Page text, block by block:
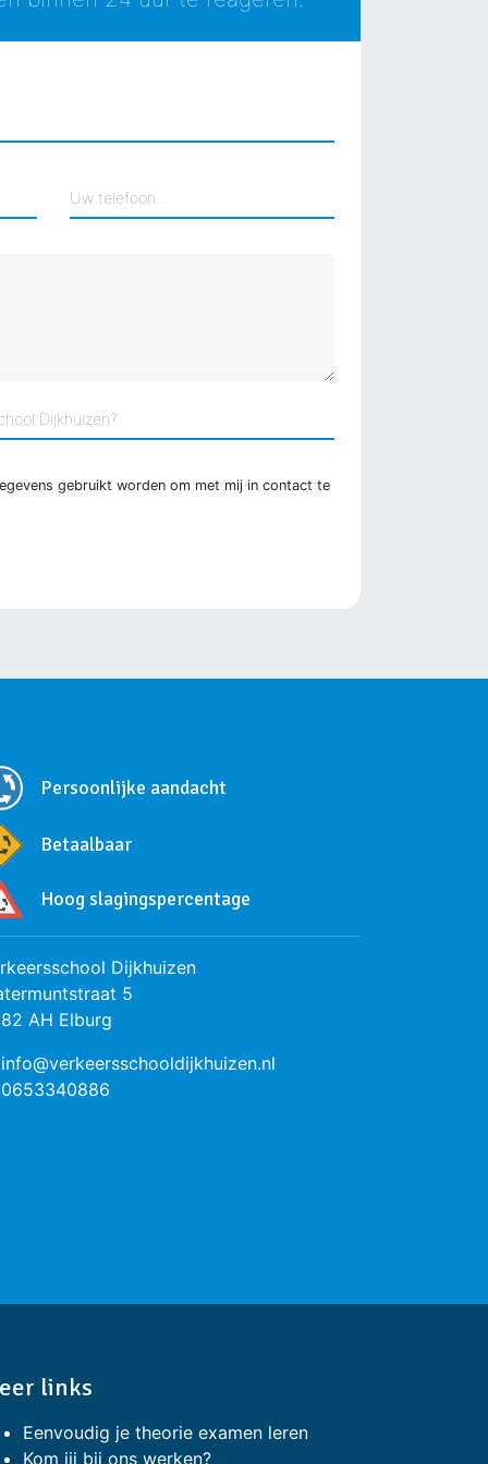
gebruikt worden om met mij in contact te
Persoonlijke aandacht
Betaalbaar
Hoog slagingspercentage
Dijkhuizen
5
AH Elburg
info@verkeersschooldijkhuizen.nl
0653340886
links
Eenvoudig je theorie examen leren
Kom jij bij ons werken?